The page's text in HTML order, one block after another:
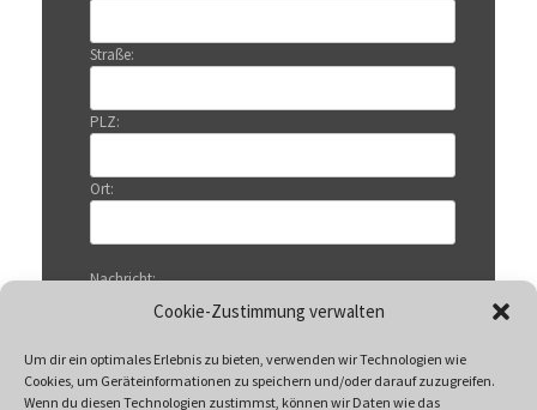
Cookie-Zustimmung verwalten
Um dir ein optimales Erlebnis zu bieten, verwenden wir Technologien wie
Cookies, um Geräteinformationen zu speichern und/oder darauf zuzugreifen.
Wenn du diesen Technologien zustimmst, können wir Daten wie das
Straße:
PLZ:
Ort:
Nachricht: